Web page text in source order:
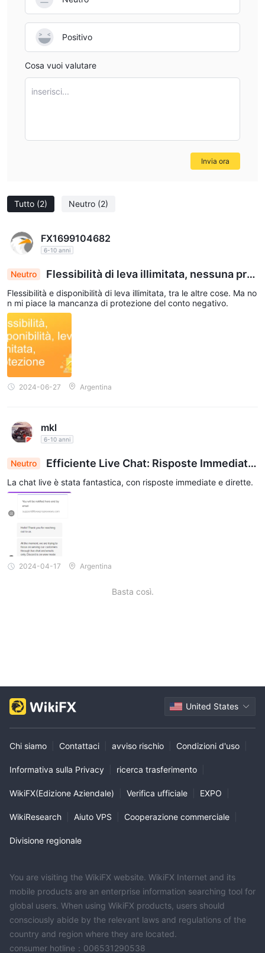
Tutto (2) Neutro (2)
FX1699104682
6-10 anni
Neutro
Flessibilità di leva illimitata, nessuna pre
occupazione per la protezione del saldo negativo
Flessibilità e disponibilità di leva illimitata, tra le altre cose. Ma no
n mi piace la mancanza di protezione del conto negativo.
2024-06-27 Argentina
mkl
6-10 anni
Neutro
Efficiente Live Chat: Risposte Immediate,
Soluzioni Semplici
La chat live è stata fantastica, con risposte immediate e dirette.
2024-04-17 Argentina
Basta così.
Positivo
Cosa vuoi valutare
inserisci...
Invia ora
United States
Chi siamo Contattaci avviso rischio Condizioni d'uso
Informativa sulla Privacy ricerca trasferimento
WikiFX(Edizione Aziendale) Verifica ufficiale EXPO
WikiResearch Aiuto VPS Cooperazione commerciale
Divisione regionale
You are visiting the WikiFX website. WikiFX Internet and its
mobile products are an enterprise information searching tool for
global users. When using WikiFX products, users should
consciously abide by the relevant laws and regulations of the
country and region where they are located.
consumer hotline：006531290538